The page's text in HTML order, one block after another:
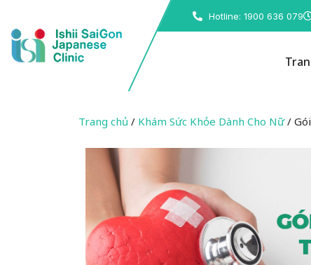
Hotline: 1900 636 079
Trang chủ / Khám Sức Khỏe Dành Cho Nữ/